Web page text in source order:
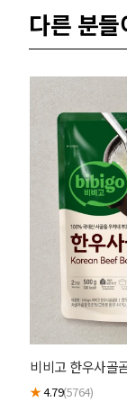
다른 분들
비비고 한우사골
★4.79(5764)